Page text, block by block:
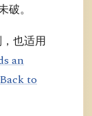
。
也适用
an
to